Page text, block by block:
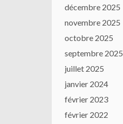
décembre 2025
novembre 2025
octobre 2025
septembre 2025
juillet 2025
janvier 2024
février 2023
février 2022